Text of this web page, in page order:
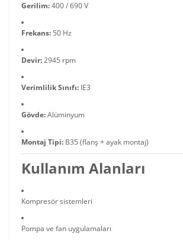
Gerilim:400 / 690 V
Frekans: 50 Hz
Devir:2945 rpm
Verimlilik Sınıfı: IE3
Gövde:Alüminyum
Montaj Tipi: B35 (flanş + ayak montaj)
Kullanım Alanları
Kompresör sistemleri
Pompa ve fan uygulamaları